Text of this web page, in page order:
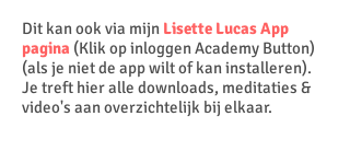
Dit kan ook via mijn Lisette Lucas App
pagina (Klik op inloggen Academy Button)
(als je niet de app wilt of kan installeren).
Je treft hier alle downloads, meditaties &
video's aan overzichtelijk bij elkaar.